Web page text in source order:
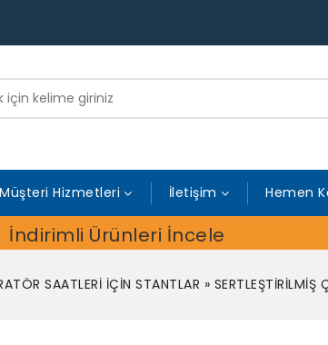
Müşteri Hizmetleri İletişim Hemen
İndirimli Ürünleri İncele
SAATLERİ İÇİN STANTLAR » SERTLEŞTİRİLMİŞ